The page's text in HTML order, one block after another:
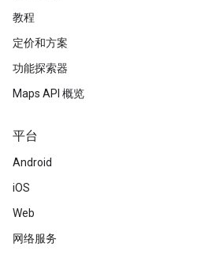
教程
定价和方案
功能探索器
Maps API 概览
平台
Android
iOS
Web
网络服务